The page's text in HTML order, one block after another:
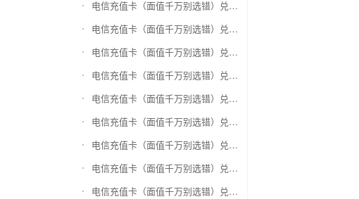
电信充值卡（面值千万别选错）兑换中粮我买网礼品卡
电信充值卡（面值千万别选错）兑换当当礼品卡
电信充值卡（面值千万别选错）兑换国美红券
电信充值卡（面值千万别选错）兑换盛付通卡
电信充值卡（面值千万别选错）兑换付费通
电信充值卡（面值千万别选错）兑换得仕通卡
电信充值卡（面值千万别选错）兑换便利通卡
电信充值卡（面值千万别选错）兑换同程旅游卡
电信充值卡（面值千万别选错）兑换万能消费卡